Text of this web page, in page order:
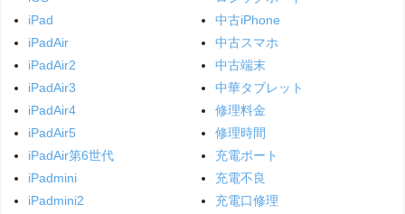
iPad
iPadAir
iPadAir2
iPadAir3
iPadAir4
iPadAir5
iPadAir第6世代
iPadmini
iPadmini2
中古iPhone
中古スマホ
中古端末
中華タブレット
修理料金
修理時間
充電ポート
充電不良
充電口修理